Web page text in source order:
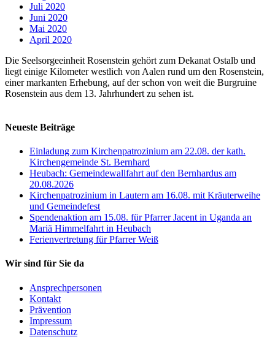
Juli 2020
Juni 2020
Mai 2020
April 2020
Die Seelsorgeeinheit Rosenstein gehört zum Dekanat Ostalb und
liegt einige Kilometer westlich von Aalen rund um den Rosenstein,
einer markanten Erhebung, auf der schon von weit die Burgruine
Rosenstein aus dem 13. Jahrhundert zu sehen ist.
Neueste Beiträge
Einladung zum Kirchenpatrozinium am 22.08. der kath.
Kirchengemeinde St. Bernhard
Heubach: Gemeindewallfahrt auf den Bernhardus am
20.08.2026
Kirchenpatrozinium in Lautern am 16.08. mit Kräuterweihe
und Gemeindefest
Spendenaktion am 15.08. für Pfarrer Jacent in Uganda an
Mariä Himmelfahrt in Heubach
Ferienvertretung für Pfarrer Weiß
Wir sind für Sie da
Ansprechpersonen
Kontakt
Prävention
Impressum
Datenschutz